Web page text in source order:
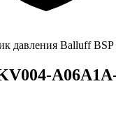
давления Balluff